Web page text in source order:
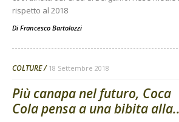
rispetto al 2018
Di Francesco Bartolozzi
COLTURE 18 Settembre 2018
Più canapa nel futuro, Coca
Cola pensa a una bibita